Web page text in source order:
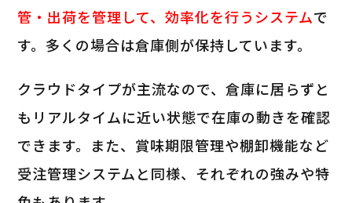
管・出荷を管理して、効率化を行うシステムで
す。多くの場合は倉庫側が保持しています。
クラウドタイプが主流なので、倉庫に居らずと
もリアルタイムに近い状態で在庫の動きを確認
できます。また、賞味期限管理や棚卸機能など
受注管理システムと同様、それぞれの強みや特